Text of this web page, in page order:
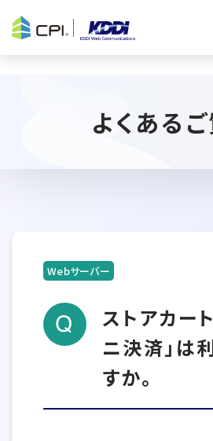
よくある
Webサーバー
ストアカー
ニ決済」は
すか。